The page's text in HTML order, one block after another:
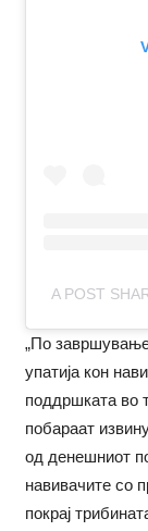
A POST
„По
упатија кон
поддршката во
побараат
од денешниот
навивачите со
покрај